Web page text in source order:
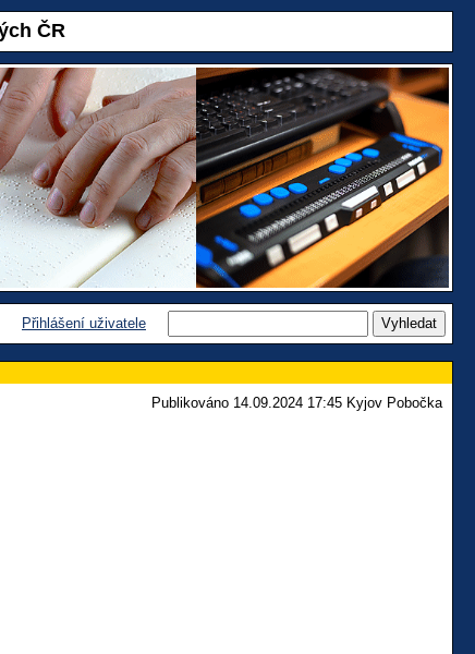
ČR
Přihlášení uživatele
Publikováno 14.09.2024 17:45 Kyjov Pobočka